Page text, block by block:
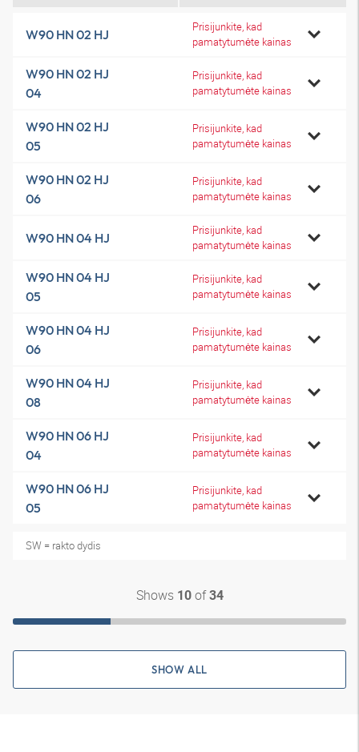
W90 HN 02 HJ
Prisijunkite, kad
pamatytumėte kainas
W90 HN 02 HJ
04
Prisijunkite, kad
pamatytumėte kainas
W90 HN 02 HJ
05
Prisijunkite, kad
pamatytumėte kainas
W90 HN 02 HJ
06
Prisijunkite, kad
pamatytumėte kainas
W90 HN 04 HJ
Prisijunkite, kad
pamatytumėte kainas
W90 HN 04 HJ
05
Prisijunkite, kad
pamatytumėte kainas
W90 HN 04 HJ
06
Prisijunkite, kad
pamatytumėte kainas
W90 HN 04 HJ
08
Prisijunkite, kad
pamatytumėte kainas
W90 HN 06 HJ
04
Prisijunkite, kad
pamatytumėte kainas
W90 HN 06 HJ
05
Prisijunkite, kad
pamatytumėte kainas
SW = rakto dydis
Shows 10of34
SHOW ALL